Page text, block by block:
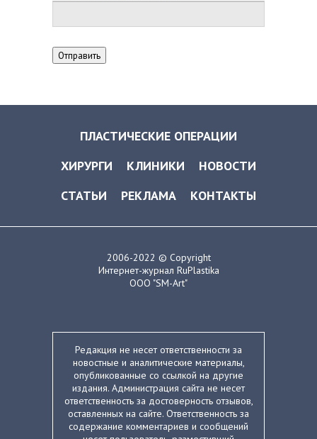
ПЛАСТИЧЕСКИЕ ОПЕРАЦИИ
ХИРУРГИ
КЛИНИКИ
НОВОСТИ
СТАТЬИ
РЕКЛАМА КОНТАКТЫ
2006-2022 © Copyright
Интернет-журнал RuPlastika
ООО "SM-Art"
Редакция не несет ответственности за
новостные и аналитические материалы,
опубликованные со ссылкой на другие
издания. Администрация сайта не несет
ответственность за достоверность отзывов,
оставленных на сайте. Ответственность за
содержание комментариев и сообщений